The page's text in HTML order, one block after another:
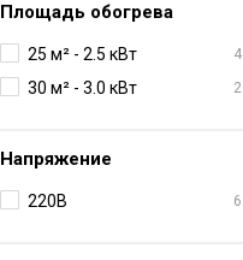
Площадь обогрева
25 м² - 2.5 кВт 4
30 м² - 3.0 кВт 2
Напряжение
220В 6